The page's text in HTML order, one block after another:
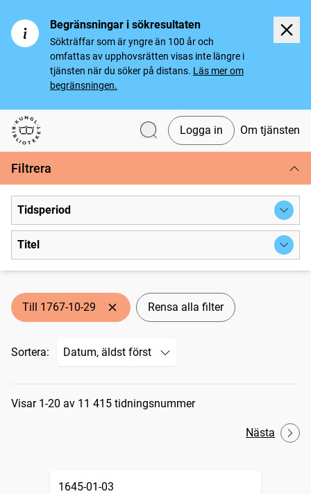
Begränsningar i sökresultaten
Sökträffar som är yngre än 100 år och
omfattas av upphovsrätten visas inte längre i
tjänsten när du söker på distans. Läs mer om
begränsningen.
Svenska tidningar
Logga in Om tjänsten
Filtrera
Tidsperiod
Titel
Till 1767-10-29 Rensa alla filter
Sortera:
Sökresultat
Visar 1-20 av 11 415 tidningsnummer
Nästa
1645-01-03